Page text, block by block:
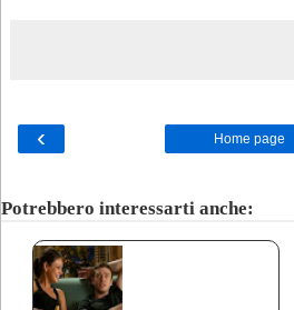
‹ Home page
Potrebbero interessarti anche: